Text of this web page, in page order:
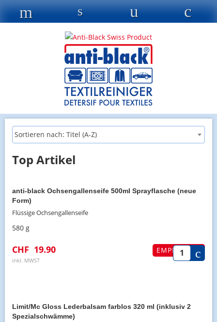
Sortieren nach: Titel (A-Z)
Top Artikel
anti-black Ochsengallenseife 500ml Sprayflasche (neue
Form)
EMPFOHLEN
Flüssige Ochsengallenseife
580 g
CHF 19.90
inkl. MWST
Limit/Mc Gloss Lederbalsam farblos 320 ml (inklusiv 2
Spezialschwämme)